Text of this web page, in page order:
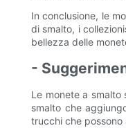
In conclusione, le
di smalto, i
bellezza delle
-
Le monete a
smalto che
trucchi che possono